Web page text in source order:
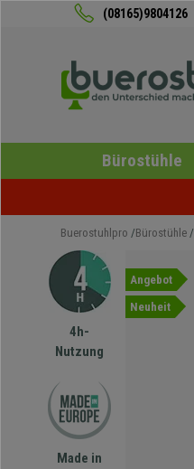
(08165)9804126
Bürostühle
Buerostuhlpro Bürostühle
4h-
Nutzung
Made in
Angebot
Neuheit